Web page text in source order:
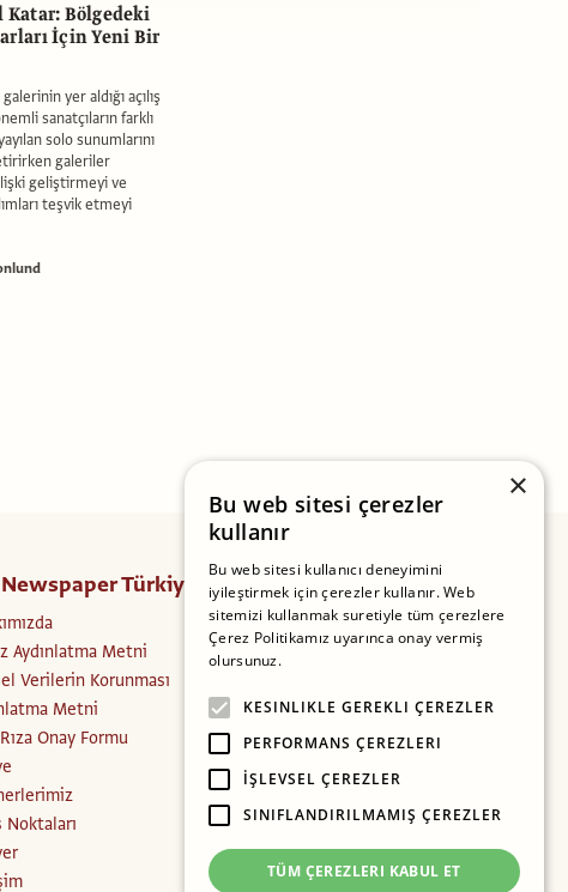
Katar: Bölgedeki
İçin Yeni Bir
galerinin yer aldığı açılış
sanatçıların farklı
solo sunumlarını
galeriler
geliştirmeyi ve
teşvik etmeyi
Türkiye
Aydınlatma Metni
Verilerin Korunması
Metni
Onay Formu
Noktaları
Takip Edin
Facebook
×
Bu web sitesi çerezler
kullanır
Bu web sitesi kullanıcı deneyimini
iyileştirmek için çerezler kullanır. Web
sitemizi kullanmak suretiyle tüm çerezlere
Çerez Politikamız uyarınca onay vermiş
olursunuz.
KESINLIKLE GEREKLI ÇEREZLER
PERFORMANS ÇEREZLERI
İŞLEVSEL ÇEREZLER
SINIFLANDIRILMAMIŞ ÇEREZLER
TÜM ÇEREZLERI KABUL ET